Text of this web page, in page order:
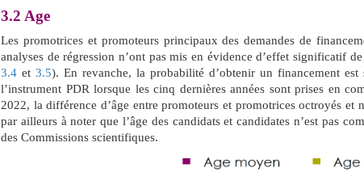
3.2 Age
Les promotrices et promoteurs principaux des demandes de
analyses de régression n’ont pas mis en évidence d’effet significatif
3.4 et 3.5). En revanche, la probabilité d’obtenir un financement
l’instrument PDR lorsque les cinq dernières années sont prises en
2022, la différence d’âge entre promoteurs et promotrices octroyés et
par ailleurs à noter que l’âge des candidats et candidates n’est pas
des Commissions scientifiques.